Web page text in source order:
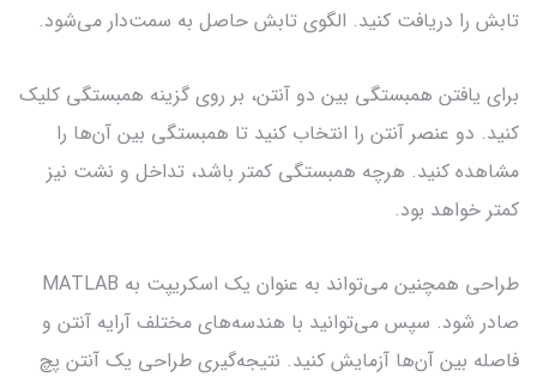
تابش را دریافت کنید. الگوی تابش حاصل به سمت‌دار می‌شود.
برای یافتن همبستگی بین دو آنتن، بر روی گزینه همبستگی کلیک
کنید. دو عنصر آنتن را انتخاب کنید تا همبستگی بین آن‌ها را
مشاهده کنید. هرچه همبستگی کمتر باشد، تداخل و نشت نیز
کمتر خواهد بود.
طراحی همچنین می‌تواند به عنوان یک اسکریپت به MATLAB
صادر شود. سپس می‌توانید با هندسه‌های مختلف آرایه آنتن و
فاصله بین آن‌ها آزمایش کنید. نتیجه‌گیری طراحی یک آنتن پچ